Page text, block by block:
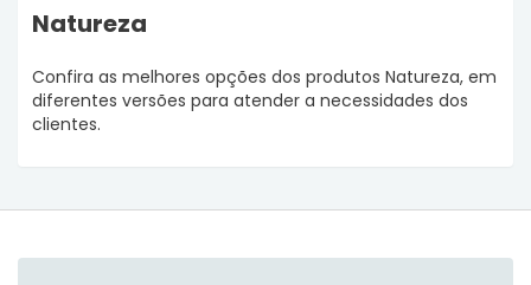
Natureza
Confira as melhores opções dos produtos Natureza, em
diferentes versões para atender a necessidades dos
clientes.